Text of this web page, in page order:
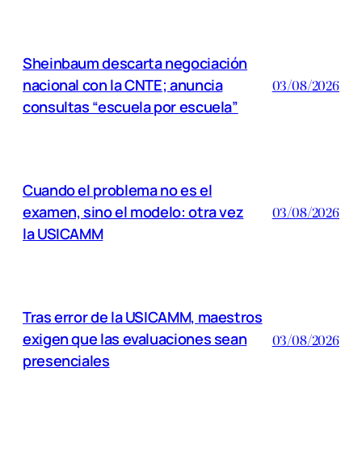
Sheinbaum descarta negociación
nacional con la CNTE; anuncia
consultas “escuela por escuela”
03/08/2026
Cuando el problema no es el
examen, sino el modelo: otra vez
la USICAMM
03/08/2026
Tras error de la USICAMM, maestros
exigen que las evaluaciones sean
presenciales
03/08/2026